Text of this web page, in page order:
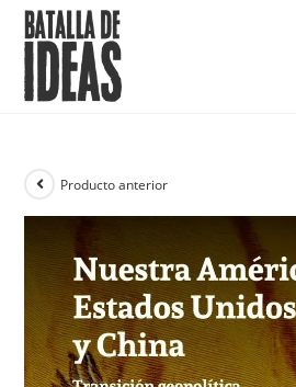
Saltar
contenido
Producto anterior